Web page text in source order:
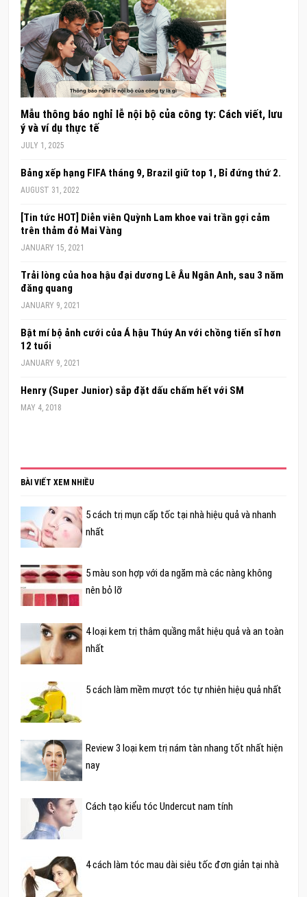
Mẫu thông báo nghỉ lễ nội bộ của công ty: Cách viết, lưu
ý và ví dụ thực tế
JULY 1, 2025
Bảng xếp hạng FIFA tháng 9, Brazil giữ top 1, Bỉ đứng thứ 2.
AUGUST 31, 2022
[Tin tức HOT] Diễn viên Quỳnh Lam khoe vai trần gợi cảm
trên thảm đỏ Mai Vàng
JANUARY 15, 2021
Trải lòng của hoa hậu đại dương Lê Âu Ngân Anh, sau 3 năm
đăng quang
JANUARY 9, 2021
Bật mí bộ ảnh cưới của Á hậu Thúy An với chồng tiến sĩ hơn
12 tuổi
JANUARY 9, 2021
Henry (Super Junior) sắp đặt dấu chấm hết với SM
MAY 4, 2018
BÀI VIẾT XEM NHIỀU
5 cách trị mụn cấp tốc tại nhà hiệu quả và nhanh
nhất
5 màu son hợp với da ngăm mà các nàng không
nên bỏ lỡ
4 loại kem trị thâm quầng mắt hiệu quả và an toàn
nhất
5 cách làm mềm mượt tóc tự nhiên hiệu quả nhất
Review 3 loại kem trị nám tàn nhang tốt nhất hiện
nay
Cách tạo kiểu tóc Undercut nam tính
4 cách làm tóc mau dài siêu tốc đơn giản tại nhà